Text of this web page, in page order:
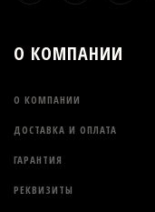
О КОМПАНИИ
О КОМПАНИИ
ДОСТАВКА И ОПЛАТА
ГАРАНТИЯ
РЕКВИЗИТЫ